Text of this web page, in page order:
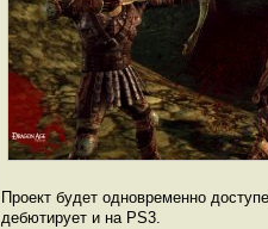
Проект будет одновременно
дебютирует и на PS3.